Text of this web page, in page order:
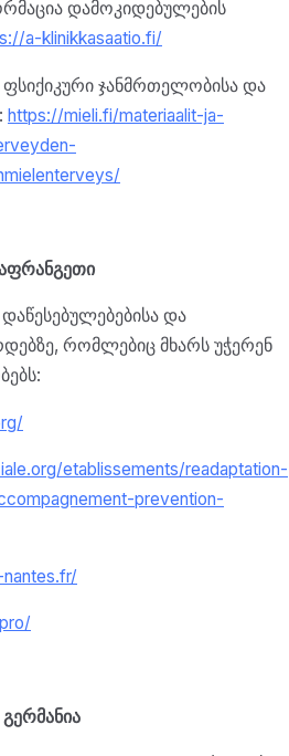
დამოკიდებულების
a-klinikkasaatio.fi/
ფსიქიკური ჯანმრთელობისა და
https://mieli.fi/materiaalit-ja-
და
რომლებიც მხარს უჭერენ
etablissements/readaptation-
prevention-
გერმანია